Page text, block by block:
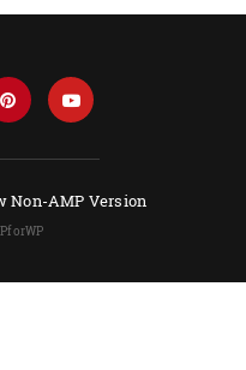
Non-AMP Version